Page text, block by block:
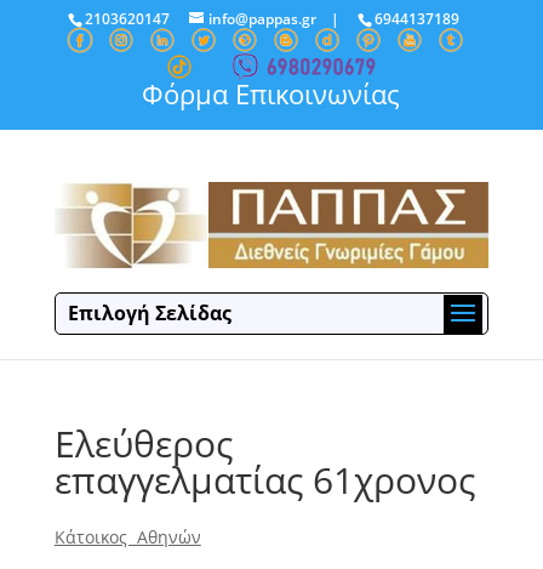
2103620147 info@pappas.gr| 6944137189
Φόρμα Επικοινωνίας
Επιλογή Σελίδας
Ελεύθερος
επαγγελματίας 61χρονος
Κάτοικος Αθηνών